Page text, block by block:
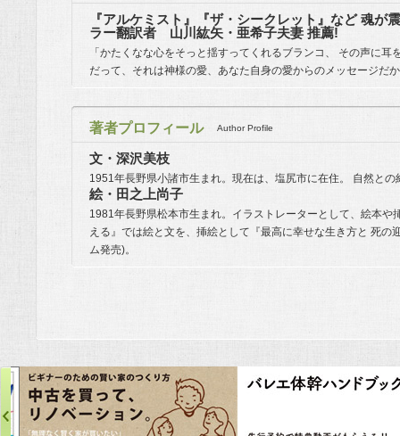
『アルケミスト』『ザ・シークレット』など 魂が
ラー翻訳者 山川紘矢・亜希子夫妻 推薦!
「かたくなな心をそっと揺すってくれるブランコ、 その声に
だって、それは神様の愛、あなた自身の愛からのメッセージだ
著者プロフィール Author Profile
文・深沢美枝
1951年長野県小諸市生まれ。現在は、塩尻市に在住。 自然と
絵・田之上尚子
1981年長野県松本市生まれ。イラストレーターとして、絵本や
える』では絵と文を、挿絵として『最高に幸せな生き方と 死の
ム発売)。